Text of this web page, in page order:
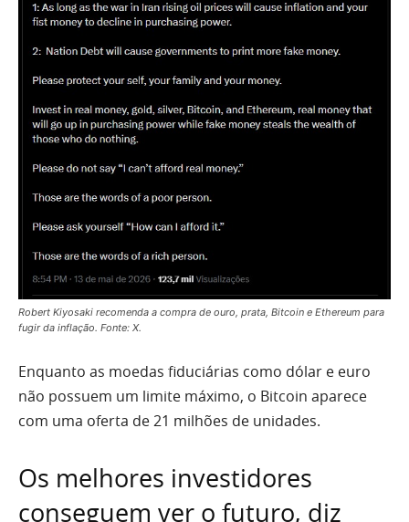
Robert Kiyosaki recomenda a compra de ouro, prata, Bitcoin e Ethereum para
fugir da inflação. Fonte: X.
Enquanto as moedas fiduciárias como dólar e euro
não possuem um limite máximo, o Bitcoin aparece
com uma oferta de 21 milhões de unidades.
Os melhores investidores
conseguem ver o futuro, diz